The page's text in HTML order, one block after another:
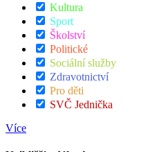
Kultura
Sport
Školství
Politické
Sociální služby
Zdravotnictví
Pro děti
SVČ Jednička
Více